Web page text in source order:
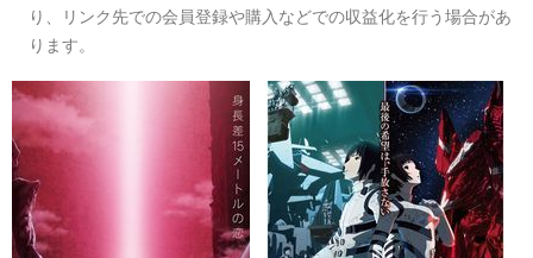
り、リンク先での会員登録や購入などでの収益化を行う場合があ
ります。